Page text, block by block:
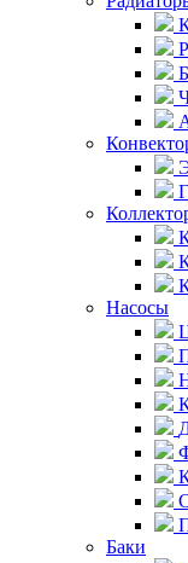
Насосы
Баки